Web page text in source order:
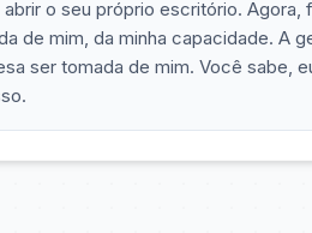
o seu próprio escritório. Agora,
de mim, da minha capacidade. A
ser tomada de mim. Você sabe,